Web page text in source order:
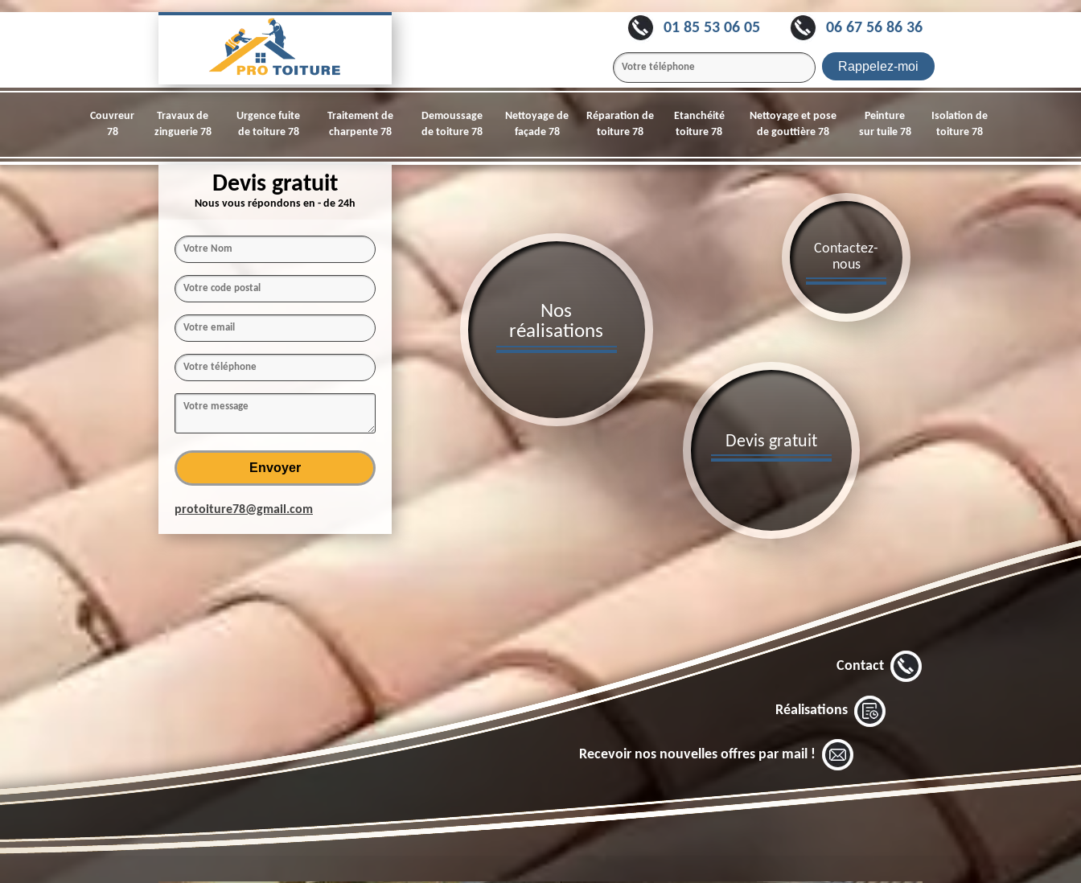
01 85 53 06 05 06 67 56 86 36
Couvreur
78
Travaux de
zinguerie 78
Urgence fuite
de toiture 78
Traitement de
charpente 78
Demoussage
de toiture 78
Nettoyage de
façade 78
Réparation de
toiture 78
Etanchéité
toiture 78
Nettoyage et pose
de gouttière 78
Peinture
sur tuile 78
Isolation de
toiture 78
Devis gratuit
Nous vous répondons en - de 24h
protoiture78@gmail.com
Devis gratuit
Contactez-
nous
Nos
réalisations
Contact
Réalisations
Recevoir nos nouvelles offres par mail !